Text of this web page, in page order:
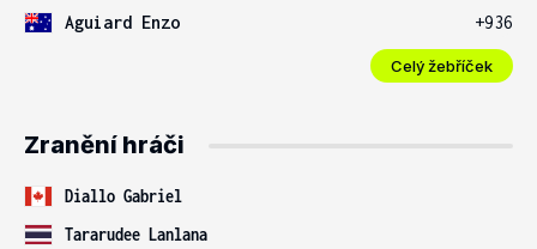
Aguiard Enzo
+936
Celý žebříček
Zranění hráči
Diallo Gabriel
Tararudee Lanlana